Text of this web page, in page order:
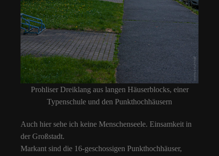
Prohliser Dreiklang aus langen Häuserblocks, einer
Typenschule und den Punkthochhäusern
Auch hier sehe ich keine Menschenseele. Einsamkeit in
der Großstadt.
Markant sind die 16-geschossigen Punkthochhäuser,